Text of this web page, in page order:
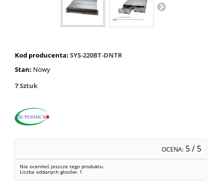
Kod producenta: SYS-220BT-DNTR
Stan: Nowy
7Sztuk
OCENA: 5/ 5
Nie oceniłeś jeszcze tego produktu.
Liczba oddanych głosów: 1